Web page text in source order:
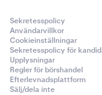
Sekretesspolicy
Användarvillkor
Cookieinställningar
Sekretesspolicy för
Upplysningar
Regler för börshandel
Efterlevnadsplattform
Sälj/dela inte